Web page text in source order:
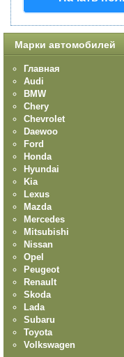
Марки автомобилей
Главная
Audi
BMW
Chery
Chevrolet
Daewoo
Ford
Honda
Hyundai
Kia
Lexus
Mazda
Mercedes
Mitsubishi
Nissan
Opel
Peugeot
Renault
Skoda
Lada
Subaru
Toyota
Volkswagen